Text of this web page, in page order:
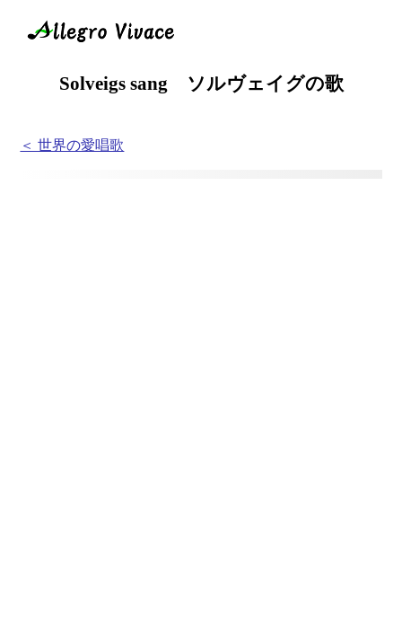
Solveigs sang ソルヴェイグの歌
＜ 世界の愛唱歌